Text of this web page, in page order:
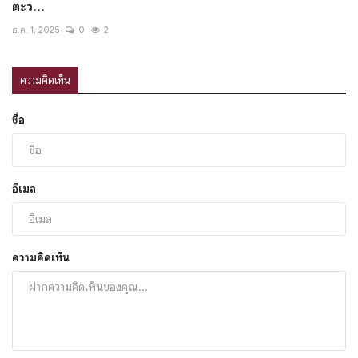
ตะว...
ธ.ค. 1, 2025 0 2
ความคิดเห็น
ชื่อ
อีเมล
ความคิดเห็น